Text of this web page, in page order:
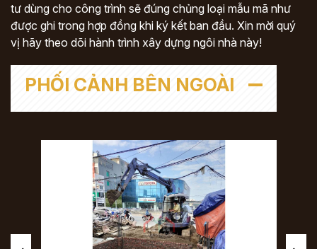
tư dùng cho công trình sẽ đúng chủng loại mẫu mã như
được ghi trong hợp đồng khi ký kết ban đầu. Xin mời quý
vị hãy theo dõi hành trình xây dựng ngôi nhà này!
PHỐI CẢNH BÊN NGOÀI